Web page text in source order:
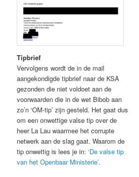
Tipbrief
Vervolgens wordt de in de mail
aangekondigde tipbrief naar de KSA
gezonden die niet voldoet aan de
voorwaarden die in de wet Bibob aan
zo’n ‘OM-tip’ zijn gesteld. Het gaat dus
om een onwettige valse tip over de
heer La Lau waarmee het corrupte
netwerk aan de slag gaat. Waarom de
tip onwettig is lees je in:‘De valse tip
van het Openbaar Ministerie’.